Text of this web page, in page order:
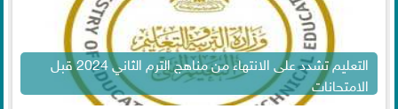
التعليم تشدد على الانتهاء من مناهج الترم الثاني 2024 قبل
الامتحانات